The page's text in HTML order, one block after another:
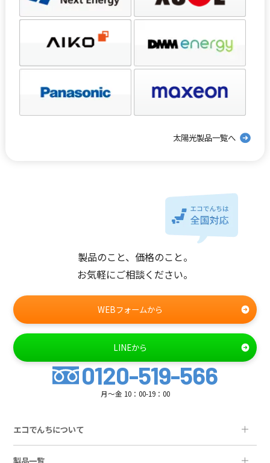
太陽光製品一覧へ
製品のこと、価格のこと。
お気軽にご相談ください。
WEBフォームから
LINEから
0120-519-566
月～金 10：00-19：00
エコでんちについて